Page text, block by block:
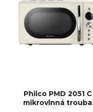
Philco PMD 2051 C
mikrovlnná trouba